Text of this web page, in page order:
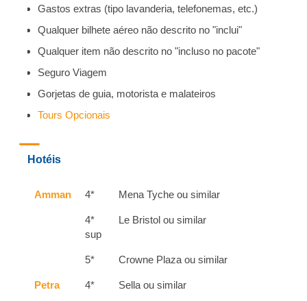
Gastos extras (tipo lavanderia, telefonemas, etc.)
Qualquer bilhete aéreo não descrito no "inclui"
Qualquer item não descrito no "incluso no pacote"
Seguro Viagem
Gorjetas de guia, motorista e malateiros
Tours Opcionais
Hotéis
Amman 4* Mena Tyche ou similar
4*
sup
Le Bristol ou similar
5* Crowne Plaza ou similar
Petra 4* Sella ou similar